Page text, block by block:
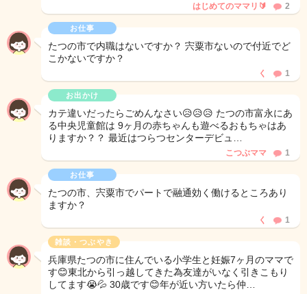
はじめてのママリ🔰 2
お仕事
たつの市で内職はないですか？ 宍粟市ないので付近でど
こかないですか？
く 1
お出かけ
カテ違いだったらごめんなさい😥😥😥 たつの市富永にあ
る中央児童館は 9ヶ月の赤ちゃんも遊べるおもちゃはあ
りますか？？ 最近はつらつセンターデビュ…
こつぶママ 1
お仕事
たつの市、宍粟市でパートで融通効く働けるところあり
ますか？
く 1
雑談・つぶやき
兵庫県たつの市に住んでいる小学生と妊娠7ヶ月のママで
す😊東北から引っ越してきた為友達がいなく引きこもり
してます😭💦 30歳です😊年が近い方いたら仲…